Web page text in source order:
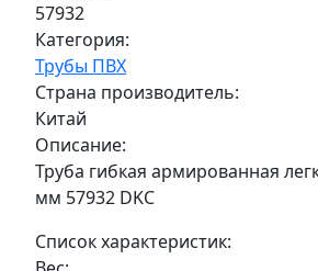
57932
Категория:
Трубы ПВХ
Страна производитель:
Китай
Описание:
Труба гибкая армированная
мм 57932 DKC
Список характеристик: